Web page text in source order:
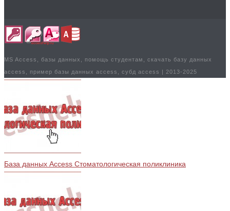
MS Access, базы данных, помощь студентам, скачать базу данных
access, пример базы данных access, субд access | 2013-2025
База данных Access Стоматологическая поликлиника